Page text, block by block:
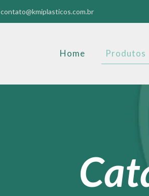
contato@kmiplasticos.com.br
Home Produtos